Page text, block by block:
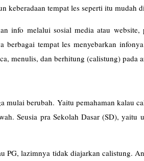
keberadaan tempat les seperti itu mudah
info melalui sosial media atau website,
tempat les menyebarkan
menulis, dan berhitung (calistung) pada
mulai berubah. Yaitu pemahaman kalau
Seusia pra Sekolah Dasar (SD), yaitu
PG, lazimnya tidak diajarkan calistung.